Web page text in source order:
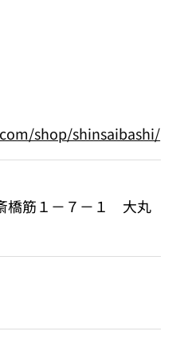
shop/shinsaibashi/
橋筋１－７－１ 大丸